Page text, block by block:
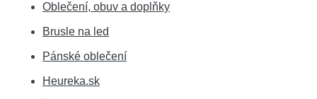
Oblečení, obuv a doplňky
Brusle na led
Pánské oblečení
Heureka.sk